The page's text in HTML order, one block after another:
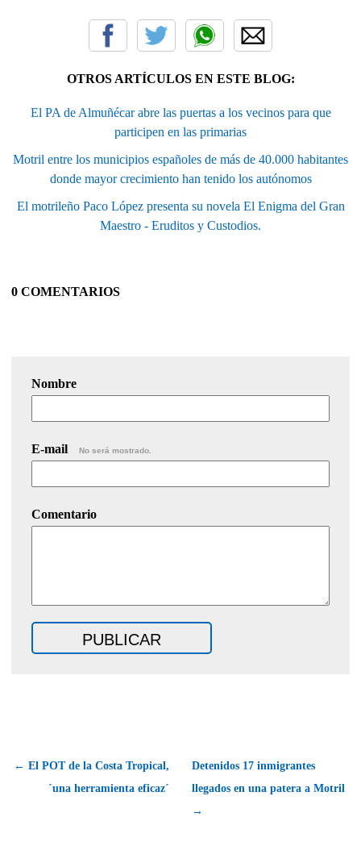
OTROS ARTÍCULOS EN ESTE BLOG:
El PA de Almuñécar abre las puertas a los vecinos para que
participen en las primarias
Motril entre los municipios españoles de más de 40.000 habitantes
donde mayor crecimiento han tenido los autónomos
El motrileño Paco López presenta su novela El Enigma del Gran
Maestro - Eruditos y Custodios.
0 COMENTARIOS
Nombre
E-mail No será mostrado.
Comentario
← El POT de la Costa Tropical,
´una herramienta eficaz´
Detenidos 17 inmigrantes
llegados en una patera a Motril
→